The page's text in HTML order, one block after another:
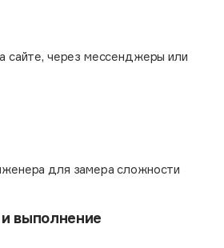
сайте, через мессенджеры или
для замера сложности
выполнение